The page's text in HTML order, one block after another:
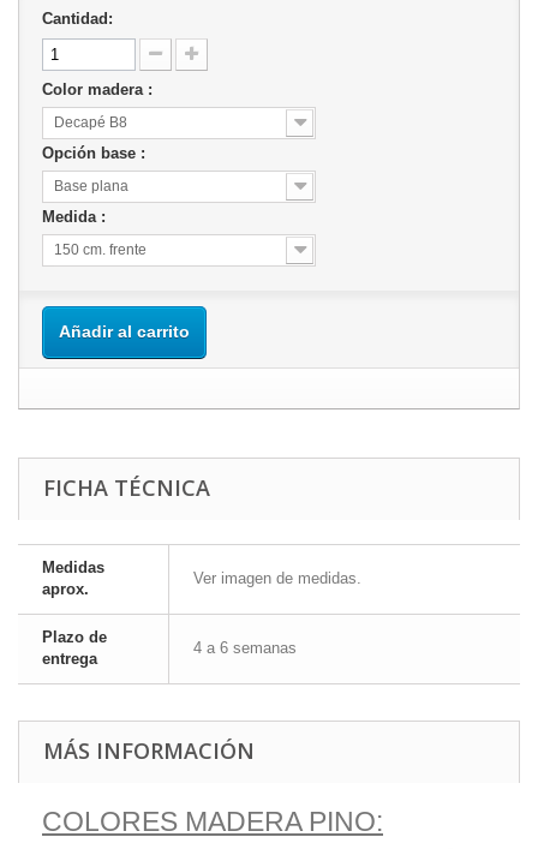
Cantidad:
Color madera :
Decapé B8
Opción base :
Base plana
Medida :
150 cm. frente
Añadir al carrito
FICHA TÉCNICA
Medidas
aprox.
Ver imagen de medidas.
Plazo de
entrega
4 a 6 semanas
MÁS INFORMACIÓN
COLORES MADERA PINO: